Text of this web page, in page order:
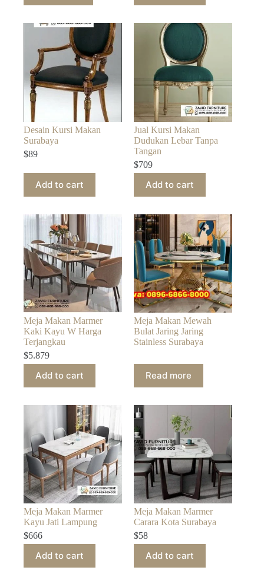
Desain Kursi Makan
Surabaya
$89
Add to cart
Jual Kursi Makan
Dudukan Lebar Tanpa
Tangan
$709
Add to cart
Meja Makan Marmer
Kaki Kayu W Harga
Terjangkau
$5.879
Add to cart
Meja Makan Mewah
Bulat Jaring Jaring
Stainless Surabaya
Read more
Meja Makan Marmer
Kayu Jati Lampung
$666
Add to cart
Meja Makan Marmer
Carara Kota Surabaya
$58
Add to cart